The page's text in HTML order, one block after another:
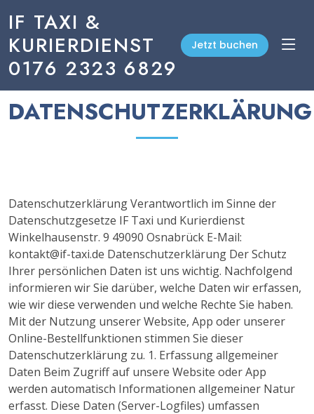
IF TAXI &
KURIERDIENST
0176 2323 6829
Jetzt buchen
DATENSCHUTZERKLÄRUNG
Datenschutzerklärung Verantwortlich im Sinne der
Datenschutzgesetze IF Taxi und Kurierdienst
Winkelhausenstr. 9 49090 Osnabrück E-Mail:
kontakt@if-taxi.de Datenschutzerklärung Der Schutz
Ihrer persönlichen Daten ist uns wichtig. Nachfolgend
informieren wir Sie darüber, welche Daten wir erfassen,
wie wir diese verwenden und welche Rechte Sie haben.
Mit der Nutzung unserer Website, App oder unserer
Online-Bestellfunktionen stimmen Sie dieser
Datenschutzerklärung zu. 1. Erfassung allgemeiner
Daten Beim Zugriff auf unsere Website oder App
werden automatisch Informationen allgemeiner Natur
erfasst. Diese Daten (Server-Logfiles) umfassen